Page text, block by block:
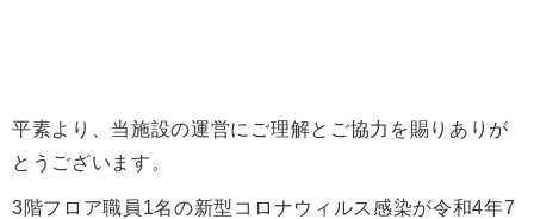
平素より、当施設の運営にご理解とご協力を賜りありが
とうございます。
3階フロア職員1名の新型コロナウィルス感染が令和4年7